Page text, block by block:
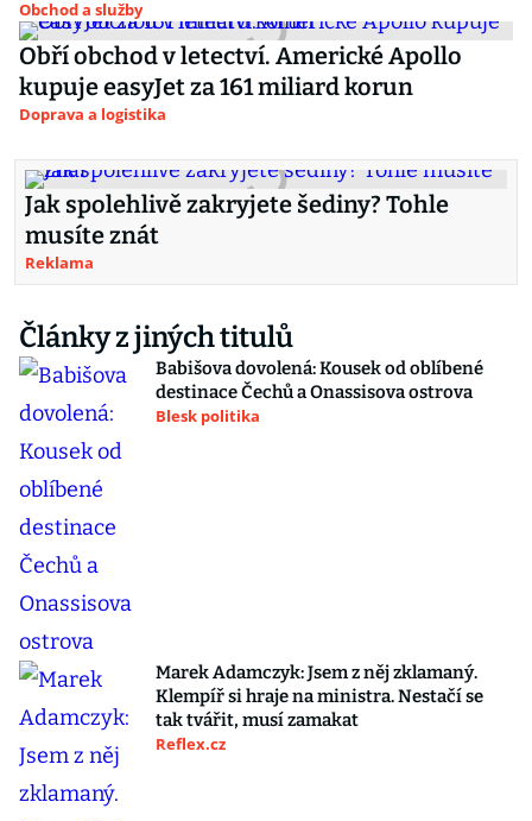
Obchod a služby
Obří obchod v letectví. Americké Apollo
kupuje easyJet za 161 miliard korun
Doprava a logistika
Jak spolehlivě zakryjete šediny? Tohle
musíte znát
Reklama
Články z jiných titulů
Babišova dovolená: Kousek od oblíbené
destinace Čechů a Onassisova ostrova
Blesk politika
Marek Adamczyk: Jsem z něj zklamaný.
Klempíř si hraje na ministra. Nestačí se
tak tvářit, musí zamakat
Reflex.cz